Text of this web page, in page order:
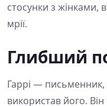
стосунки з жінками,
мрії.
Глибший
Гаррі — письменник,
використав його.